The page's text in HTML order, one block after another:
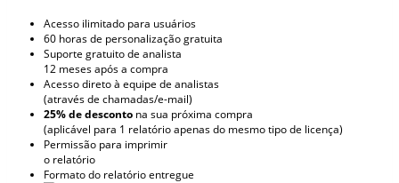
Acesso ilimitado para usuários
60 horas de personalização gratuita
Suporte gratuito de analista
12 meses após a compra
Acesso direto à equipe de analistas
(através de chamadas/e-mail)
25% de desconto na sua próxima compra
(aplicável para 1 relatório apenas do mesmo tipo de licença)
Permissão para imprimir
o relatório
Formato do relatório entregue